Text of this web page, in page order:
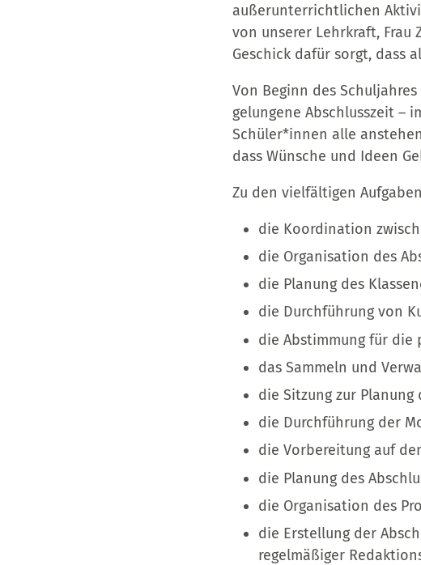
außerunterrichtlichen
von unserer Lehrkraft,
Geschick dafür sorgt, dass
Von Beginn des
gelungene Abschlusszeit –
Schüler*innen alle
dass Wünsche und Ideen
Zu den vielfältigen
die Koordination
die Organisation des
die Planung des
die Durchführung von
die Abstimmung für die
das Sammeln und
die Sitzung zur Planung
die Durchführung der
die Vorbereitung auf
die Planung des
die Organisation des
die Erstellung der
regelmäßiger